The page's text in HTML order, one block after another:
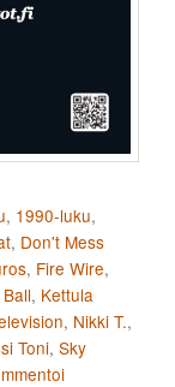
, 1990-luku,
, Don't Mess
, Fire Wire,
, Kettula
, Nikki T.,
Toni,Sky